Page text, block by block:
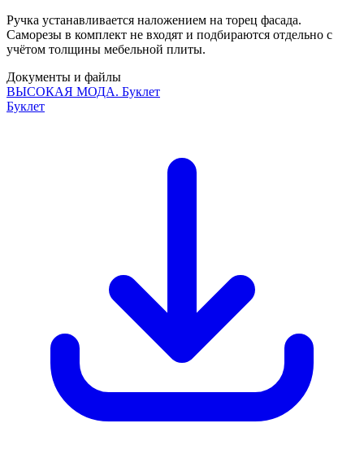
Ручка устанавливается наложением на торец фасада.
Саморезы в комплект не входят и подбираются отдельно с
учётом толщины мебельной плиты.
Документы и файлы
ВЫСОКАЯ МОДА. Буклет
Буклет